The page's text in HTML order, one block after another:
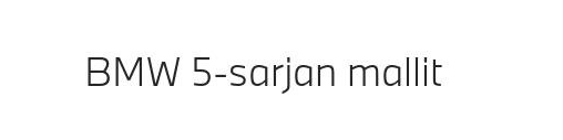
BMW 5-sarjan mallit